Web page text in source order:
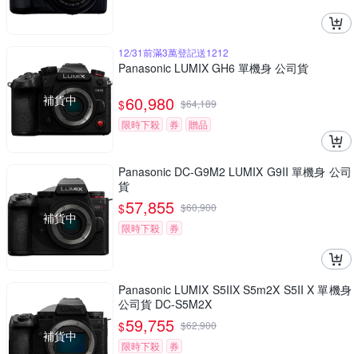
補貨中
12/31前滿3萬登記送1212
Panasonic LUMIX GH6 單機身 公司貨
$60,980 $64,189
限時下殺
券 贈品
補貨中
Panasonic DC-G9M2 LUMIX G9II 單機身 公司
貨
$57,855 $60,900
限時下殺
券
補貨中
Panasonic LUMIX S5IIX S5m2X S5II X 單機身
公司貨 DC-S5M2X
$59,755 $62,900
限時下殺
券